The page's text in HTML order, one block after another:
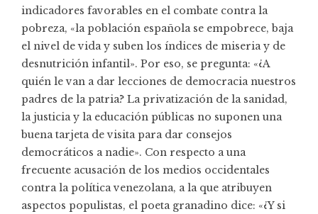
indicadores favorables en el combate contra la
pobreza, «la población española se empobrece, baja
el nivel de vida y suben los índices de miseria y de
desnutrición infantil». Por eso, se pregunta: «¿A
quién le van a dar lecciones de democracia nuestros
padres de la patria? La privatización de la sanidad,
la justicia y la educación públicas no suponen una
buena tarjeta de visita para dar consejos
democráticos a nadie». Con respecto a una
frecuente acusación de los medios occidentales
contra la política venezolana, a la que atribuyen
aspectos populistas, el poeta granadino dice: «¿Y si